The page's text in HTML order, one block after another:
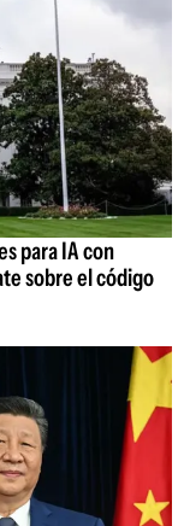
para IA con
sobre el código